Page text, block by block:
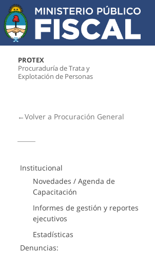
PROTEX
Procuraduría de Trata y
Explotación de Personas
←Volver a Procuración General
Institucional
Novedades / Agenda de
Capacitación
Informes de gestión y reportes
ejecutivos
Estadísticas
Denuncias: